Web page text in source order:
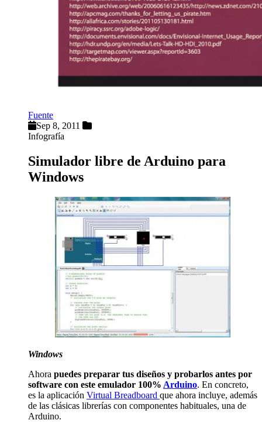
Fuente
Sep 8, 2011
Infografía
Simulador libre de Arduino para
Windows
Windows
Ahora puedes preparar tus diseños y probarlos antes por
software con este emulador 100% Arduino. En concreto,
es la aplicación Virtual Breadboard que ahora incluye, además
de las clásicas librerías con componentes habituales, una de
Arduino.